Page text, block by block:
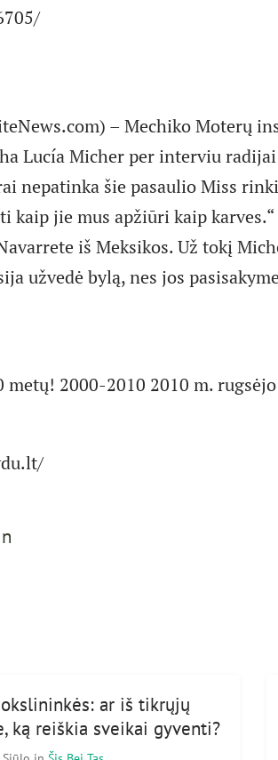
– Mechiko Moterų
Lucía Micher per interviu radijai
nepatinka šie pasaulio Miss
kaip jie mus apžiūri kaip karves.“
iš Meksikos. Už tokį
užvedė bylą, nes jos
metų! 2000-2010 2010 m.
ar iš tikrųjų
ką reiškia sveikai gyventi?